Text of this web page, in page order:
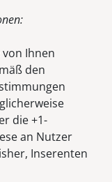
Ihnen
den
die +1-
an Nutzer
Inserenten